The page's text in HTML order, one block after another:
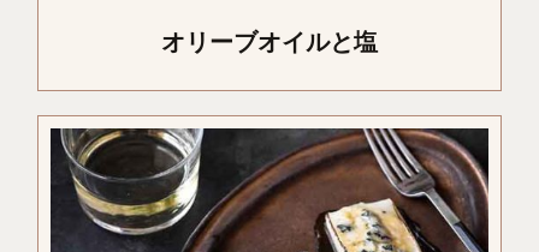
オリーブオイルと塩